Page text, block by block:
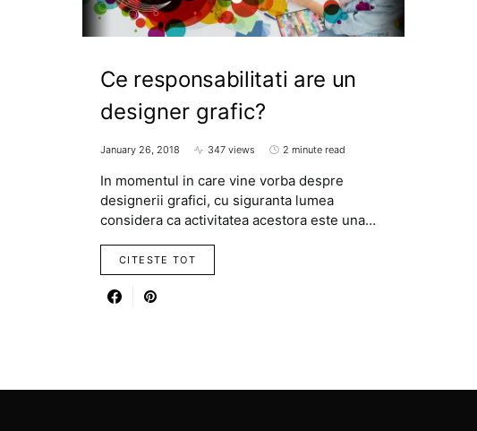
Ce responsabilitati are un
designer grafic?
January 26, 2018 347 views 2 minute read
In momentul in care vine vorba despre
designerii grafici, cu siguranta lumea
considera ca activitatea acestora este una…
CITESTE TOT